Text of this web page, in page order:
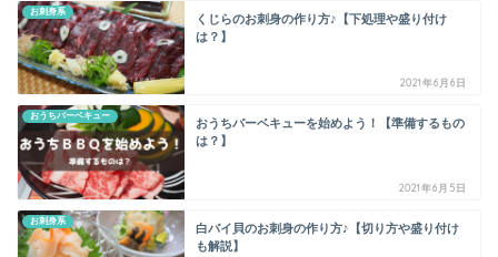
お刺身系
くじらのお刺身の作り方♪【下処理や盛り付け
は？】
2021年6月6日
おうちバーベキュー
おうちバーベキューを始めよう！【準備するもの
は？】
2021年6月5日
お刺身系
白バイ貝のお刺身の作り方♪【切り方や盛り付け
も解説】